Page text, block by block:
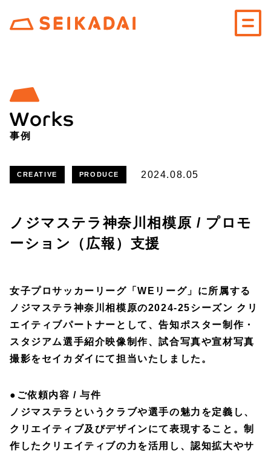
Works
事例
CREATIVE PRODUCE 2024.08.05
ノジマステラ神奈川相模原 / プロモ
ーション（広報）支援
女子プロサッカーリーグ「WEリーグ」に所属する
ノジマステラ神奈川相模原の2024-25シーズン クリ
エイティブパートナーとして、告知ポスター制作・
スタジアム選手紹介映像制作、試合写真や宣材写真
撮影をセイカダイにて担当いたしました。
● ご依頼内容 / 与件
ノジマステラというクラブや選手の魅力を定義し、
クリエイティブ及びデザインにて表現すること。制
作したクリエイティブの力を活用し、認知拡大やサ